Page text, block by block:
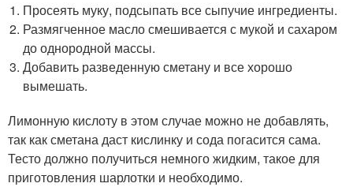
Просеять муку, подсыпать все сыпучие ингредиенты.
Размягченное масло смешивается с мукой и сахаром
до однородной массы.
Добавить разведенную сметану и все хорошо
вымешать.
Лимонную кислоту в этом случае можно не добавлять,
так как сметана даст кислинку и сода погасится сама.
Тесто должно получиться немного жидким, такое для
приготовления шарлотки и необходимо.